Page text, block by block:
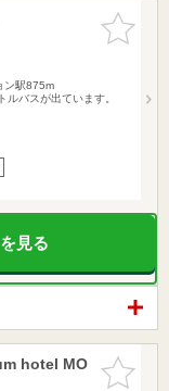
お気に入
りに追加
ン駅875m
ルバスが出ています。
見る
お気に入
りに追加
hotel MO